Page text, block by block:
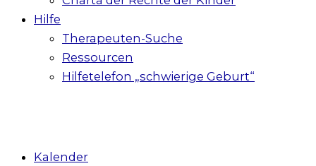
Hilfe
Therapeuten-Suche
Ressourcen
Hilfetelefon „schwierige Geburt“
Kalender